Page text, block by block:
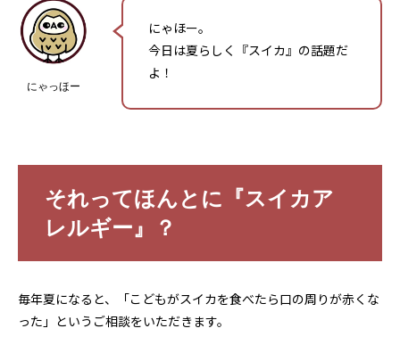
にゃっほー
にゃほー。
今日は夏らしく『スイカ』の話題だ
よ！
それってほんとに『スイカア
レルギー』？
毎年夏になると、「こどもがスイカを食べたら口の周りが赤くな
った」というご相談をいただきます。